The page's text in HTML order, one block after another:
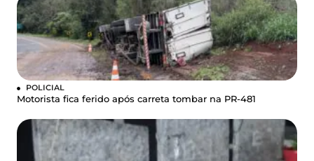
POLICIAL
Motorista fica ferido após carreta tombar na PR-481